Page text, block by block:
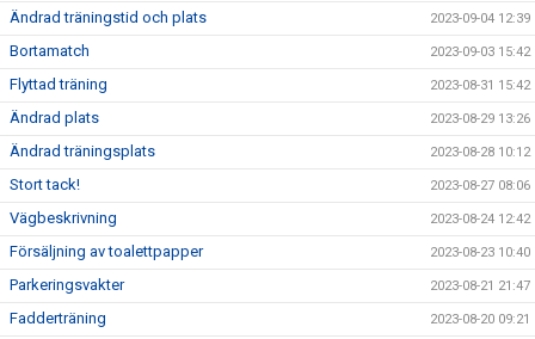
Ändrad träningstid och plats 2023-09-04 12:39
Bortamatch 2023-09-03 15:42
Flyttad träning 2023-08-31 15:42
Ändrad plats 2023-08-29 13:26
Ändrad träningsplats 2023-08-28 10:12
Stort tack! 2023-08-27 08:06
Vägbeskrivning 2023-08-24 12:42
Försäljning av toalettpapper 2023-08-23 10:40
Parkeringsvakter 2023-08-21 21:47
Fadderträning 2023-08-20 09:21